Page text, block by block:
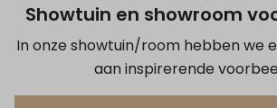
Showtuin en showroom
In onze showtuin/room hebben we
aan inspirerende